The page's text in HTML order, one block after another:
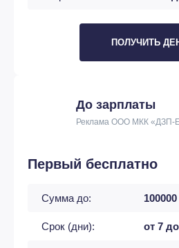
ПОЛУЧИТЬ
До зарплаты
Реклама ООО МКК «ДЗП-
Первый бесплатно
Сумма до:
Срок (дни): от 7